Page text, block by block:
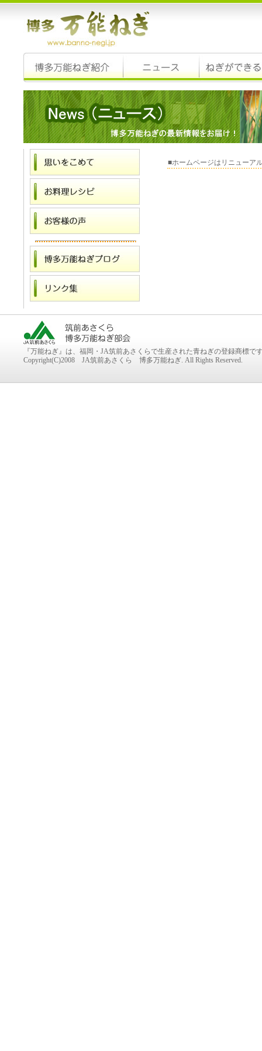
■ホームページはリニューア
『万能ねぎ』は、福岡・JA筑前あさくらで生産された青ねぎの登録商標で
Copyright(C)2008 JA筑前あさくら 博多万能ねぎ. All Rights Reserved.